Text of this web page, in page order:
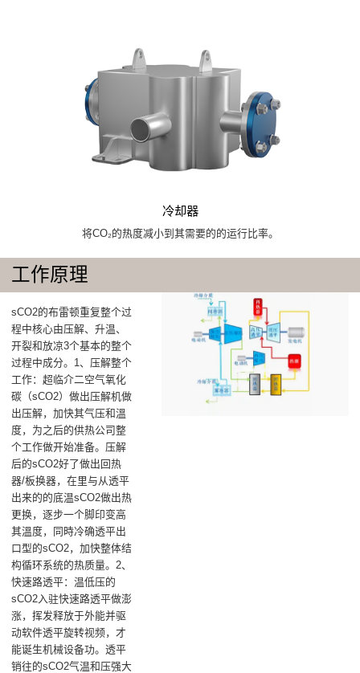
冷却器
将CO₂的热度减小到其需要的的运行比率。
工作原理
‌sCO2的布雷顿重复整个过
程中核心由压解、升温、
开裂和放凉3个基本的整个
过程中成分‌。1、压解整个
工作‌：超临介二空气氧化
碳（sCO2）做出‌压解机‌做
出压解，加快其气压和溫
度，为之后的供热公司整
个工作做开始准备。压解
后的sCO2好了做出‌回热
器/板换器‌，在里与从透平
出来的的底温sCO2做出热
更换，逐步一个脚印变高
其溫度，同時冷确透平出
口型的sCO2，加快整体结
构循环系统的热质量。2、
快速路透平：温低压的
sCO2入驻‌快速路透平‌做澎
涨，挥发释放于外能并驱
动软件透平旋转视频，才
能诞生机械设备功。透平
销往的sCO2气温和压强大